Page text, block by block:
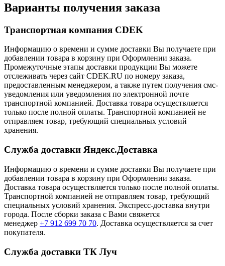
Варианты получения заказа
Транспортная компания CDEK
Информацию о времени и сумме доставки Вы получаете при
добавлении товара в корзину при Оформлении заказа.
Промежуточные этапы доставки продукции Вы можете
отслеживать через сайт CDEK.RU по номеру заказа,
предоставленным менеджером, а также путем получения смс-
уведомления или уведомления по электронной почте
транспортной компанией. Доставка товара осуществляется
только после полной оплаты. Транспортной компанией не
отправляем товар, требующий специальных условий
хранения.
Служба доставки Яндекс.Доставка
Информацию о времени и сумме доставки Вы получаете при
добавлении товара в корзину при Оформлении заказа.
Доставка товара осуществляется только после полной оплаты.
Транспортной компанией не отправляем товар, требующий
специальных условий хранения. Экспресс-доставка внутри
города. После сборки заказа с Вами свяжется
менеджер +7 912 699 70 70. Доставка осуществляется за счет
покупателя.
Служба доставки ТК Луч